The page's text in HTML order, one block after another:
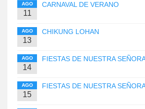
AGO
11
CARNAVAL DE VERANO
AGO
13
CHIKUNG LOHAN
AGO
14
FIESTAS DE NUESTRA
AGO
15
FIESTAS DE NUESTRA